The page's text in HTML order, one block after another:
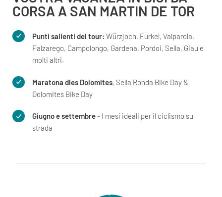
CORSA A SAN MARTIN DE TOR
Punti salienti del tour: Würzjoch, Furkel, Valparola,
Falzarego, Campolongo, Gardena, Pordoi, Sella, Giau e
molti altri.
Maratona dles Dolomites, Sella Ronda Bike Day &
Dolomites Bike Day
Giugno e settembre- I mesi ideali per il ciclismo su
strada